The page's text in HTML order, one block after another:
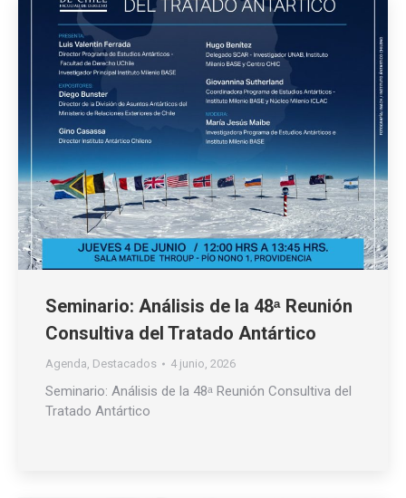
Seminario: Análisis de la 48ᵃ Reunión
Consultiva del Tratado Antártico
Agenda, Destacados 4 junio, 2026
Seminario: Análisis de la 48ᵃ Reunión Consultiva del
Tratado Antártico